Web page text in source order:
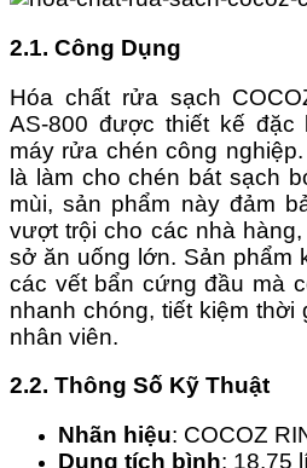
2.1. Công Dụng
Hóa chất rửa sạch
AS-800 được thiết kế
máy rửa chén công
là làm cho chén bát sạch
mùi, sản phẩm này đảm
vượt trội cho các nhà
sở ăn uống lớn. Sản phẩm
các vết bẩn cứng đầu mà
nhanh chóng, tiết kiệm
nhân viên.
2.2. Thông Số Kỹ Thuật
Nhãn hiệu: COCOZ
Dung tích bình: 18.75